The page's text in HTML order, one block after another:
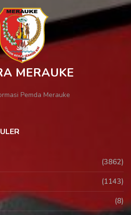
MERAUKE
Pemda Merauke
(3862)
(1143)
(8)